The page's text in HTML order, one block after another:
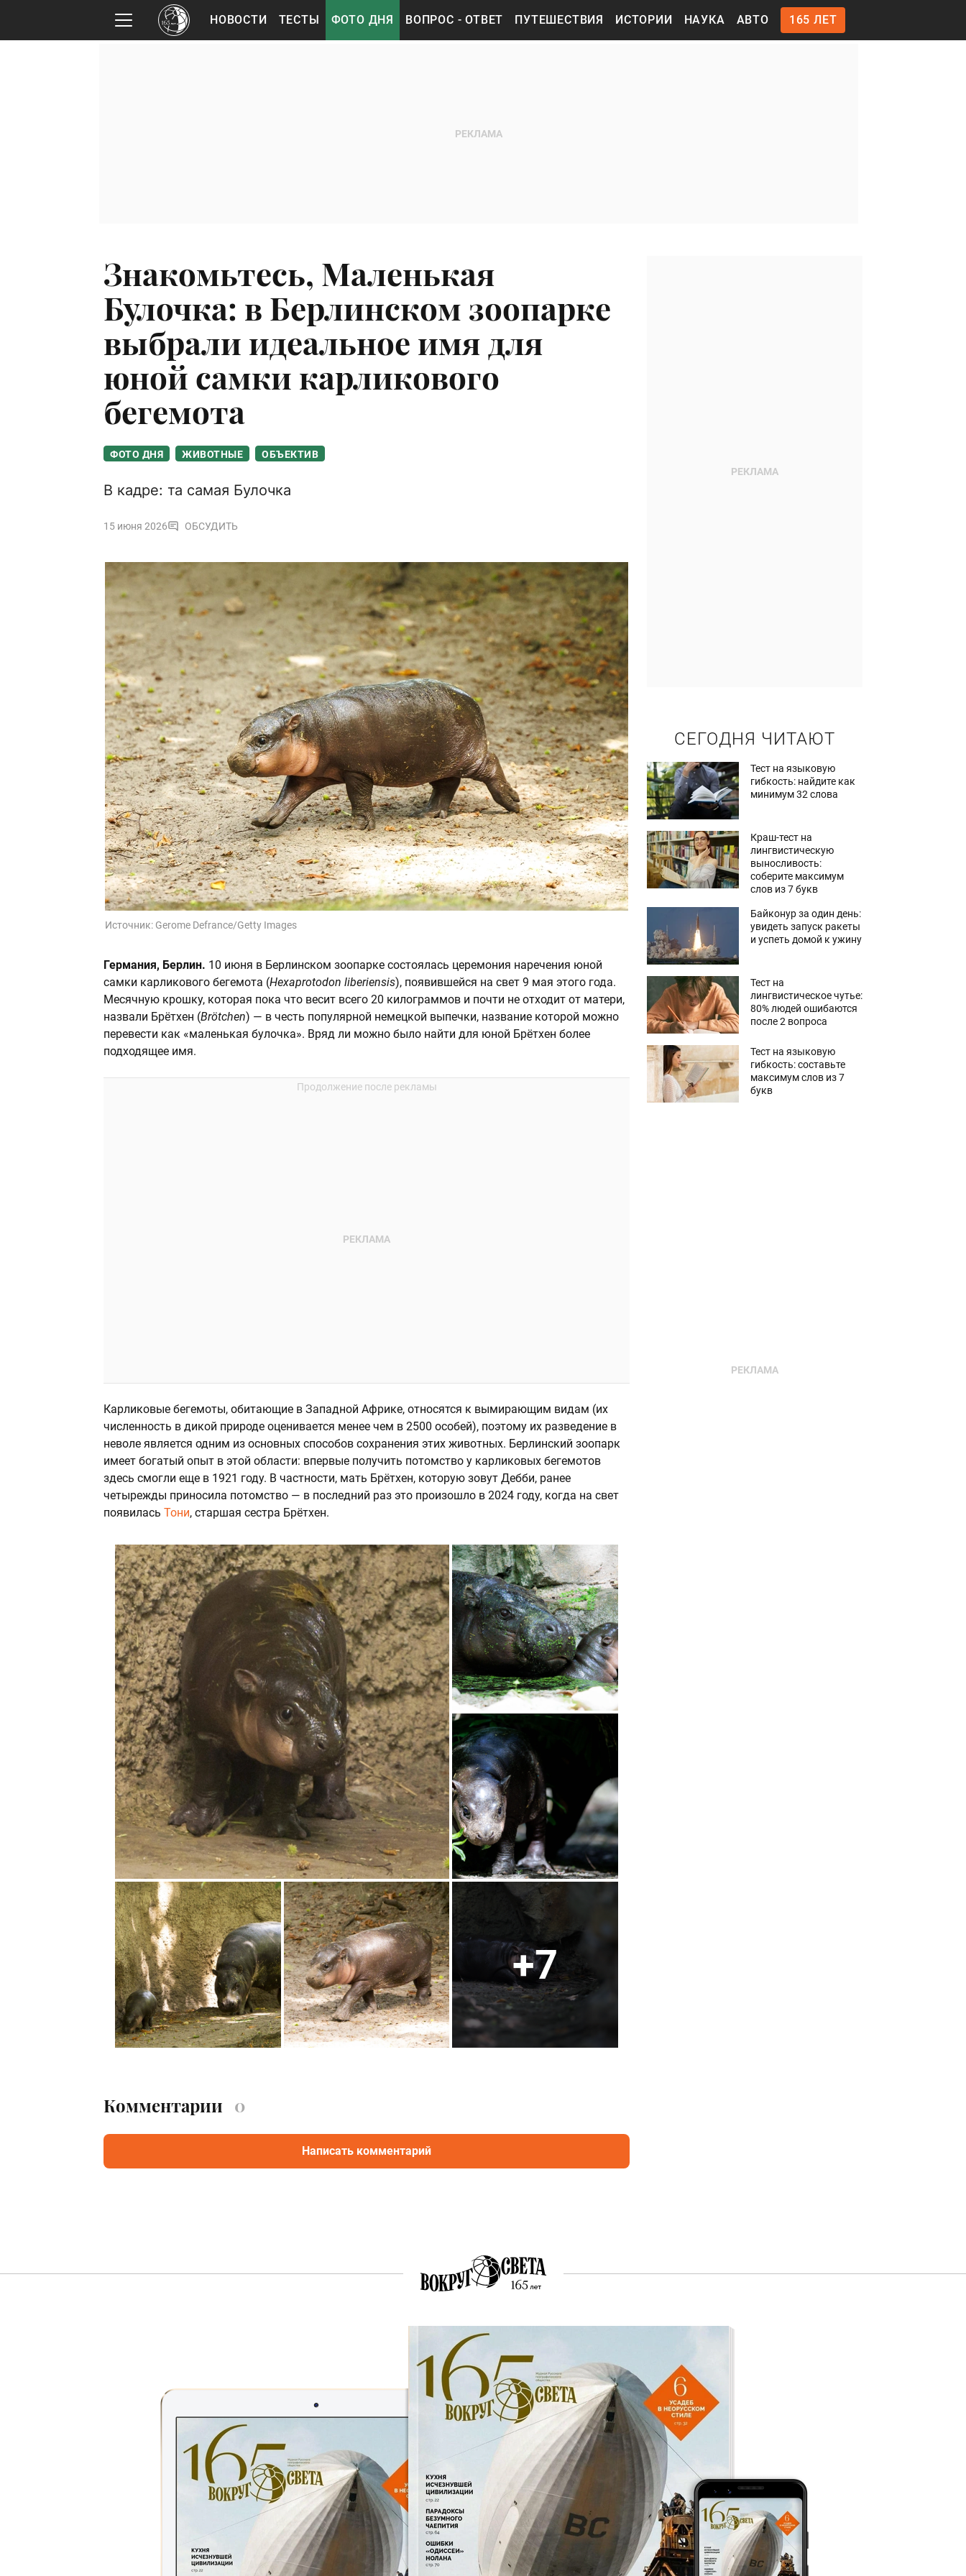
НОВОСТИ ТЕСТЫ ФОТО ДНЯ ВОПРОС - ОТВЕТ ПУТЕШЕСТВИЯ ИСТОРИИ НАУКА АВТО 165 ЛЕТ
Знакомьтесь, Маленькая
Булочка: в Берлинском зоопарке
выбрали идеальное имя для
юной самки карликового
бегемота
ФОТО ДНЯ ЖИВОТНЫЕ ОБЪЕКТИВ
В кадре: та самая Булочка
15 июня 2026 ОБСУДИТЬ
Источник: Gerome Defrance/Getty Images
Германия, Берлин. 10 июня в Берлинском зоопарке состоялась церемония наречения юной
самки карликового бегемота (Hexaprotodon liberiensis), появившейся на свет 9 мая этого года.
Месячную крошку, которая пока что весит всего 20 килограммов и почти не отходит от матери,
назвали Брётхен (Brötchen) — в честь популярной немецкой выпечки, название которой можно
перевести как «маленькая булочка». Вряд ли можно было найти для юной Брётхен более
подходящее имя.
Карликовые бегемоты, обитающие в Западной Африке, относятся к вымирающим видам (их
численность в дикой природе оценивается менее чем в 2500 особей), поэтому их разведение в
неволе является одним из основных способов сохранения этих животных. Берлинский зоопарк
имеет богатый опыт в этой области: впервые получить потомство у карликовых бегемотов
здесь смогли еще в 1921 году. В частности, мать Брётхен, которую зовут Дебби, ранее
четырежды приносила потомство — в последний раз это произошло в 2024 году, когда на свет
появилась Тони, старшая сестра Брётхен.
+7
СЕГОДНЯ ЧИТАЮТ
Тест на языковую
гибкость: найдите как
минимум 32 слова
Краш-тест на
лингвистическую
выносливость:
соберите максимум
слов из 7 букв
Байконур за один день:
увидеть запуск ракеты
и успеть домой к ужину
Тест на
лингвистическое чутье:
80% людей ошибаются
после 2 вопроса
Тест на языковую
гибкость: составьте
максимум слов из 7
букв
Комментарии 0
Написать комментарий